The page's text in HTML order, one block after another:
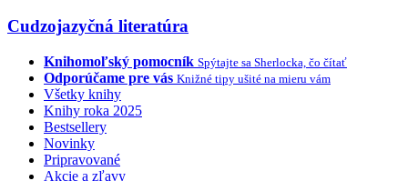
Cudzojazyčná literatúra
Knihomoľský pomocník Spýtajte sa Sherlocka, čo čítať
Odporúčame pre vás Knižné tipy ušité na mieru vám
Všetky knihy
Knihy roka 2025
Bestsellery
Novinky
Pripravované
Akcie a zľavy